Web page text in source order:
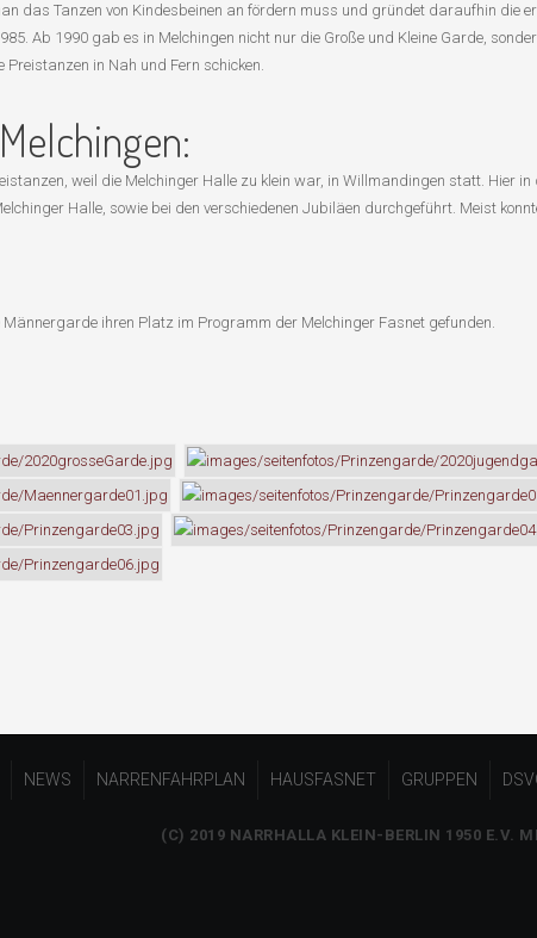
das Tanzen von Kindesbeinen an fördern muss und gründet daraufhin die
Ab 1990 gab es in Melchingen nicht nur die Große und Kleine Garde,
in Nah und Fern schicken.
weil die Melchinger Halle zu klein war, in Willmandingen statt. Hier
Halle, sowie bei den verschiedenen Jubiläen durchgeführt. Meist
ihren Platz im Programm der Melchinger Fasnet gefunden.
NEWS NARRENFAHRPLAN HAUSFASNET GRUPPEN
(C) 2019 NARRHALLA KLEIN-BERLIN 1950 E.V.